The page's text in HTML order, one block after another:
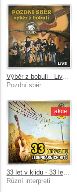
Pozdní sběr
akce
33 let v klidu - 33 legendárních hitů Country Radia
Různí interpreti